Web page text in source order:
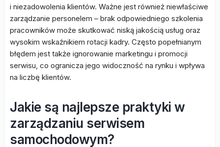
i niezadowolenia klientów. Ważne jest również niewłaściwe
zarządzanie personelem – brak odpowiedniego szkolenia
pracowników może skutkować niską jakością usług oraz
wysokim wskaźnikiem rotacji kadry. Często popełnianym
błędem jest także ignorowanie marketingu i promocji
serwisu, co ogranicza jego widoczność na rynku i wpływa
na liczbę klientów.
Jakie są najlepsze praktyki w
zarządzaniu serwisem
samochodowym?